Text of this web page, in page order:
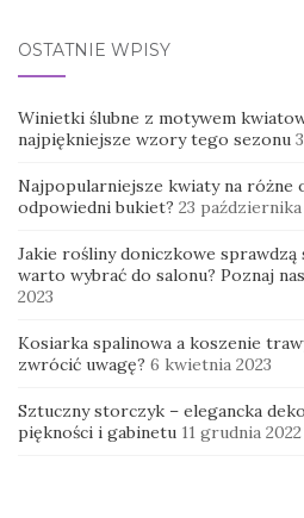
OSTATNIE WPISY
Winietki ślubne z motywem
najpiękniejsze wzory tego sezonu
Najpopularniejsze kwiaty na różne
odpowiedni bukiet? 23
Jakie rośliny doniczkowe
warto wybrać do salonu? Poznaj
2023
Kosiarka spalinowa a koszenie
zwrócić uwagę? 6 kwietnia 2023
Sztuczny storczyk – elegancka
piękności i gabinetu 11 grudnia 2022